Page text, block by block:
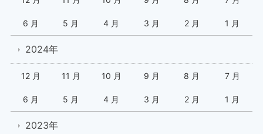
6 月 5 月 4 月 3 月 2 月 1 月
2024年
12 月 11 月 10 月 9 月 8 月 7 月
6 月 5 月 4 月 3 月 2 月 1 月
2023年